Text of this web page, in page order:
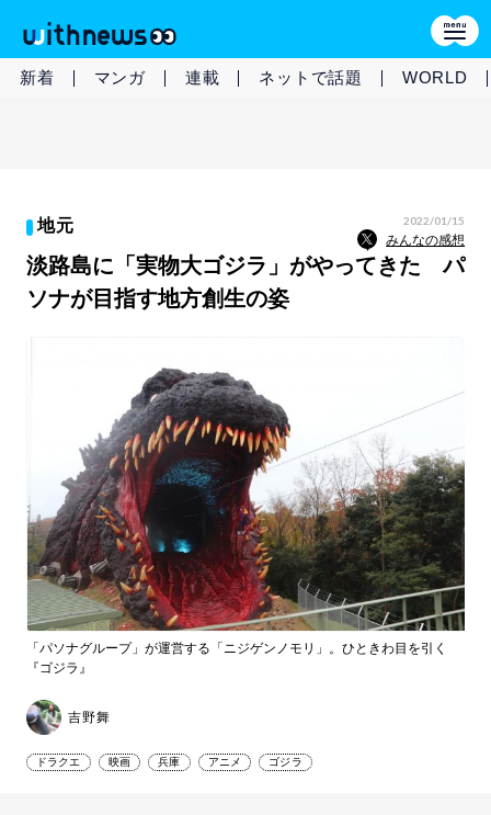
新着 マンガ 連載 ネットで話題 WORLD
地元 2022/01/15
みんなの感想
淡路島に「実物大ゴジラ」がやってきた パ
ソナが目指す地方創生の姿
「パソナグル​​ープ」が運営する「ニジゲンノモリ」。ひときわ目を引く
『ゴジラ』
吉野舞
ドラクエ 映画 兵庫 アニメ ゴジラ